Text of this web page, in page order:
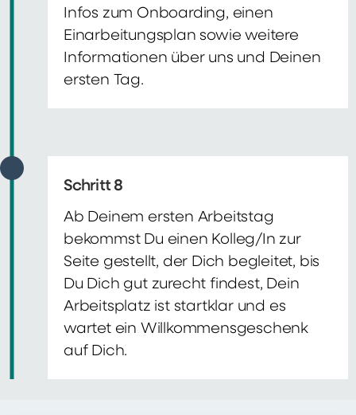
Infos zum Onboarding, einen
Einarbeitungsplan sowie weitere
Informationen über uns und Deinen
ersten Tag.
Schritt 8
Ab Deinem ersten Arbeitstag
bekommst Du einen Kolleg/In zur
Seite gestellt, der Dich begleitet, bis
Du Dich gut zurecht findest, Dein
Arbeitsplatz ist startklar und es
wartet ein Willkommensgeschenk
auf Dich.